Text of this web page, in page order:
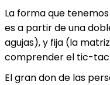
La forma que
es a partir de una
agujas), y fija (la
comprender el tic-tac
El gran don de las